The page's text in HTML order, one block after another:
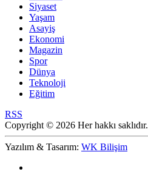
Siyaset
Yaşam
Asayiş
Ekonomi
Magazin
Spor
Dünya
Teknoloji
Eğitim
RSS
Copyright © 2026 Her hakkı saklıdır.
Yazılım & Tasarım: WK Bilişim